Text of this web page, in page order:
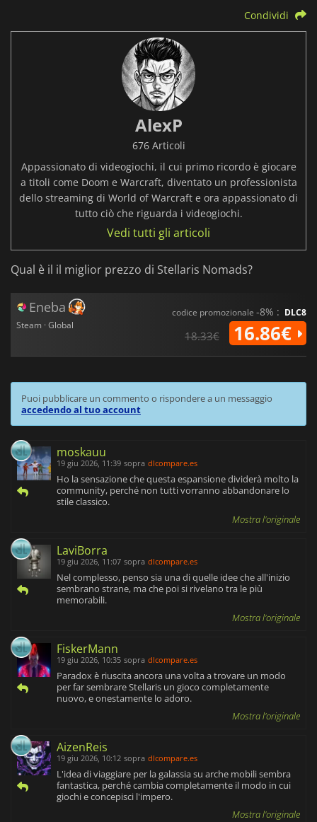
Condividi
AlexP
676 Articoli
Appassionato di videogiochi, il cui primo ricordo è giocare
a titoli come Doom e Warcraft, diventato un professionista
dello streaming di World of Warcraft e ora appassionato di
tutto ciò che riguarda i videogiochi.
Vedi tutti gli articoli
Qual è il il miglior prezzo di Stellaris Nomads?
Eneba
Steam · Global
codice promozionale -8% : DLC8
18.33€ 16.86€
Puoi pubblicare un commento o rispondere a un messaggio
accedendo al tuo account
moskauu
19 giu 2026, 11:39 sopra dlcompare.es
Ho la sensazione che questa espansione dividerà molto la
community, perché non tutti vorranno abbandonare lo
stile classico.
Mostra l'originale
LaviBorra
19 giu 2026, 11:07 sopra dlcompare.es
Nel complesso, penso sia una di quelle idee che all'inizio
sembrano strane, ma che poi si rivelano tra le più
memorabili.
Mostra l'originale
FiskerMann
19 giu 2026, 10:35 sopra dlcompare.es
Paradox è riuscita ancora una volta a trovare un modo
per far sembrare Stellaris un gioco completamente
nuovo, e onestamente lo adoro.
Mostra l'originale
AizenReis
19 giu 2026, 10:12 sopra dlcompare.es
L'idea di viaggiare per la galassia su arche mobili sembra
fantastica, perché cambia completamente il modo in cui
giochi e concepisci l'impero.
Mostra l'originale